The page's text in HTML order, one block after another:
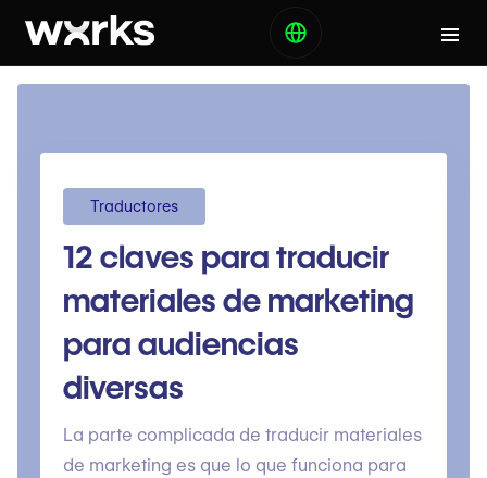
Traductores
12 claves para traducir
materiales de marketing
para audiencias
diversas
La parte complicada de traducir materiales
de marketing es que lo que funciona para